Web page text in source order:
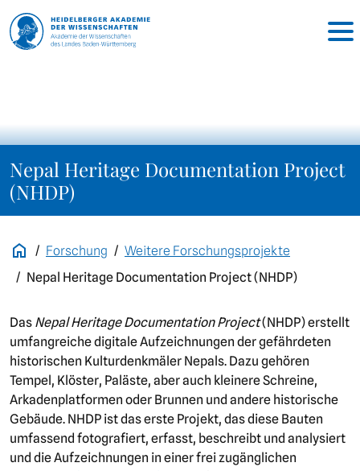
Nepal Heritage Documentation Project
(NHDP)
Forschung
Weitere Forschungsprojekte
Nepal Heritage Documentation Project (NHDP)
Das Nepal Heritage Documentation Project(NHDP) erstellt
umfangreiche digitale Aufzeichnungen der gefährdeten
historischen Kulturdenkmäler Nepals. Dazu gehören
Tempel, Klöster, Paläste, aber auch kleinere Schreine,
Arkadenplatformen oder Brunnen und andere historische
Gebäude. NHDP ist das erste Projekt, das diese Bauten
umfassend fotografiert, erfasst, beschreibt und analysiert
und die Aufzeichnungen in einer frei zugänglichen